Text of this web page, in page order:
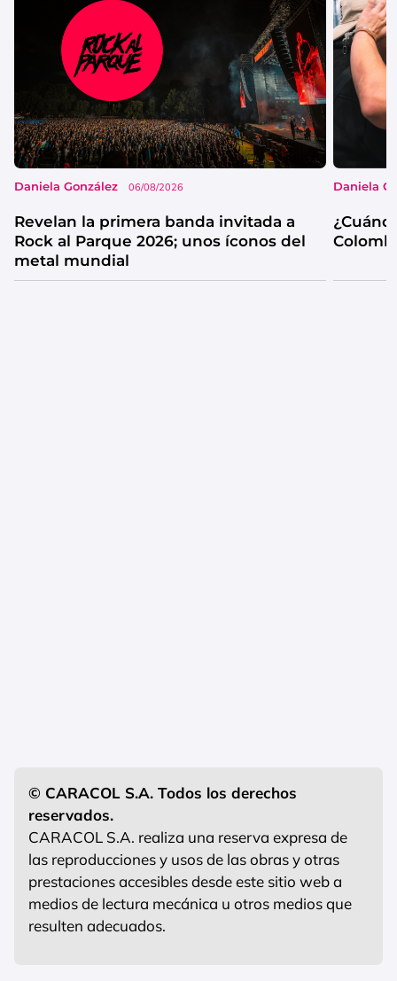
Daniela González 06/08/2026
Revelan la primera banda invitada a
Rock al Parque 2026; unos íconos del
metal mundial
Daniela
© CARACOL S.A. Todos los derechos
reservados.
CARACOL S.A. realiza una reserva expresa de
las reproducciones y usos de las obras y otras
prestaciones accesibles desde este sitio web a
medios de lectura mecánica u otros medios que
resulten adecuados.